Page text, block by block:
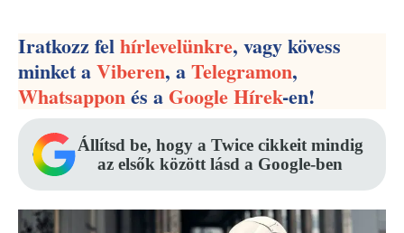
Iratkozz felhírlevelünkre, vagy kövess
minket aViberen, aTelegramon,
Whatsapponés aGoogle Hírek-en!
Állítsd be, hogy a Twice cikkeit mindig
az elsők között lásd a Google-ben